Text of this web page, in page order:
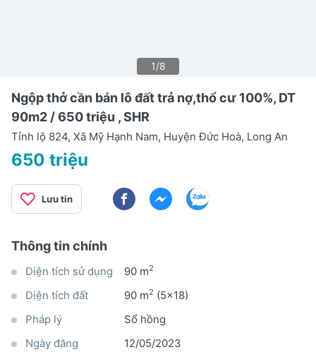
1/8
Ngộp thở cần bán lô đất trả nợ,thổ cư 100%, DT
90m2 / 650 triệu , SHR
Tỉnh lộ 824, Xã Mỹ Hạnh Nam, Huyện Đức Hoà, Long An
650 triệu
Lưu tin
Thông tin chính
Diện tích sử dụng 90 m2
Diện tích đất 90 m2 (5x18)
Pháp lý
Sổ hồng
Ngày đăng
12/05/2023